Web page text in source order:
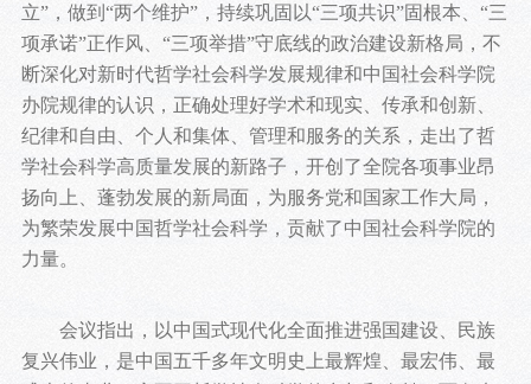
立”，做到“两个维护”，持续巩固以“三项共识”固根本、“三
项承诺”正作风、“三项举措”守底线的政治建设新格局，不
断深化对新时代哲学社会科学发展规律和中国社会科学院
办院规律的认识，正确处理好学术和现实、传承和创新、
纪律和自由、个人和集体、管理和服务的关系，走出了哲
学社会科学高质量发展的新路子，开创了全院各项事业昂
扬向上、蓬勃发展的新局面，为服务党和国家工作大局，
为繁荣发展中国哲学社会科学，贡献了中国社会科学院的
力量。
会议指出，以中国式现代化全面推进强国建设、民族
复兴伟业，是中国五千多年文明史上最辉煌、最宏伟、最